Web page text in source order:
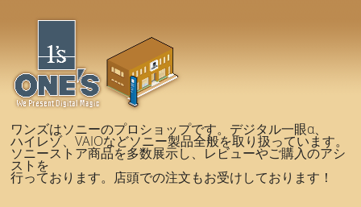
ワンズはソニーのプロショップです。デジタル一眼α、
ハイレゾ、VAIOなどソニー製品全般を取り扱っています。
ソニーストア商品を多数展示し、レビューやご購入のアシ
ストを
行っております。店頭での注文もお受けしております！